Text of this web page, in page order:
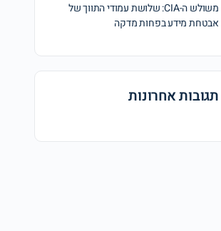
משולש ה-CIA: שלושת עמודי התווך של
אבטחת מידע בפחות מדקה
תגובות אחרונות